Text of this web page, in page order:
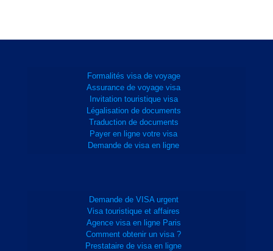
Formalités visa de voyage
Assurance de voyage visa
Invitation touristique visa
Légalisation de documents
Traduction de documents
Payer en ligne votre visa
Demande de visa en ligne
Demande de VISA urgent
Visa touristique et affaires
Agence visa en ligne Paris
Comment obtenir un visa ?
Prestataire de visa en ligne